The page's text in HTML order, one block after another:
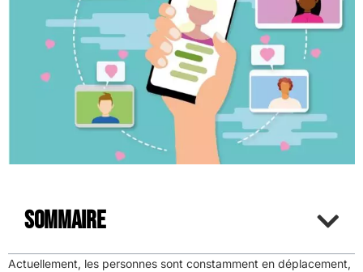
Sommaire
Actuellement, les personnes sont constamment en déplacement,